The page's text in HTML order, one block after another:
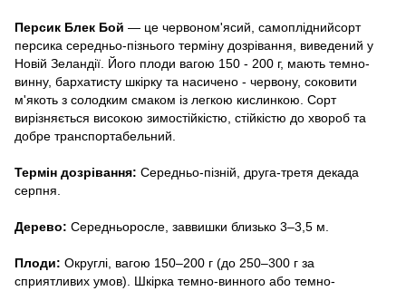
Персик Блек Бой — це червоном'ясий, самопліднийсорт
персика середньо-пізнього терміну дозрівання, виведений у
Новій Зеландії. Його плоди вагою 150 - 200 г, мають темно-
винну, бархатисту шкірку та насичено - червону, соковити
м'якоть з солодким смаком із легкою кислинкою. Сорт
вирізняється високою зимостійкістю, стійкістю до хвороб та
добре транспортабельний.
Термін дозрівання: Середньо-пізній, друга-третя декада
серпня.
Дерево: Середньоросле, заввишки близько 3–3,5 м.
Плоди: Округлі, вагою 150–200 г (до 250–300 г за
сприятливих умов). Шкірка темно-винного або темно-